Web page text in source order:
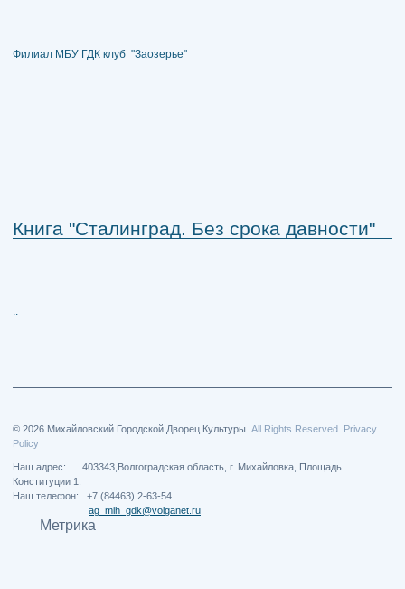
Филиал МБУ ГДК клуб "Заозерье"
Книга "Сталинград. Без срока давности"
© 2026 Михайловский Городской Дворец Культуры. All Rights Reserved. Privacy
Policy
Наш адрес: 403343,Волгоградская область, г. Михайловка, Площадь
Конституции 1.
Наш телефон: +7 (84463) 2-63-54
ag_mih_gdk@volganet.ru
Метрика